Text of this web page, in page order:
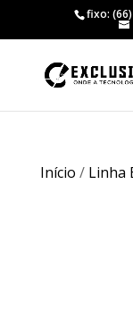
fixo:
Início / Linha